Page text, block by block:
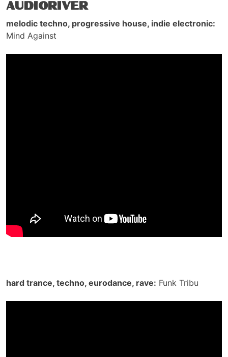
AUDIORIVER
melodic techno, progressive house, indie electronic:
Mind Against
hard trance, techno, eurodance, rave: Funk Tribu